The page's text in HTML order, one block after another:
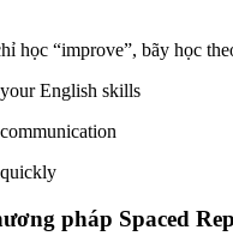
học “improve”, bãy học
English skills
pháp Spaced